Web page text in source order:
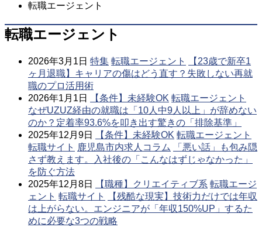
転職エージェント
転職エージェント
2026年3月1日 特集 転職エージェント
【23歳で新卒1
ヶ月退職】キャリアの傷はどう直す？失敗しない再就
職のプロ活用術
2026年1月1日
【条件】未経験OK 転職エージェント
なぜUZUZ経由の就職は「10人中9人以上」が辞めない
のか？定着率93.6%を叩き出す驚きの「排除基準」
2025年12月9日
【条件】未経験OK 転職エージェント
転職サイト 鹿児島市内求人コラム
「悪い話」も包み隠
さず教えます。入社後の「こんなはずじゃなかった」
を防ぐ方法
2025年12月8日
【職種】クリエイティブ系 転職エージ
ェント 転職サイト
【残酷な現実】技術力だけでは年収
は上がらない。エンジニアが「年収150%UP」するた
めに必要な3つの戦略